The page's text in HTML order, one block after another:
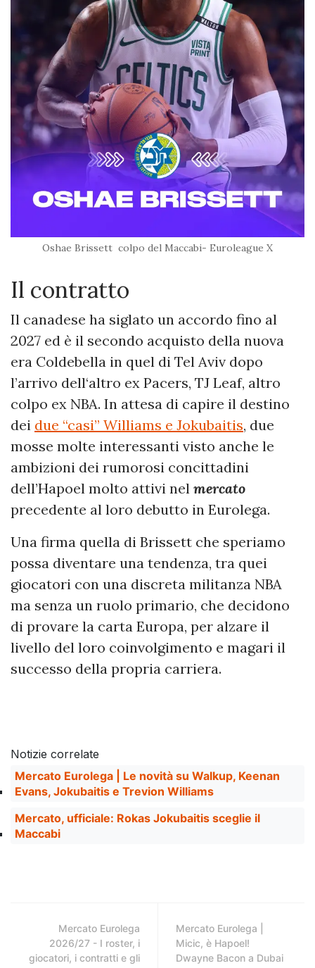
Oshae Brissett colpo del Maccabi- Euroleague X
Il contratto
Il canadese ha siglato un accordo fino al
2027 ed è il secondo acquisto della nuova
era Coldebella in quel di Tel Aviv dopo
l’arrivo dell‘altro ex Pacers, TJ Leaf, altro
colpo ex NBA. In attesa di capire il destino
dei due “casi” Williams e Jokubaitis, due
mosse molte interessanti visto anche le
ambizioni dei rumorosi concittadini
dell’Hapoel molto attivi nel mercato
precedente al loro debutto in Eurolega.
Una firma quella di Brissett che speriamo
possa diventare una tendenza, tra quei
giocatori con una discreta militanza NBA
ma senza un ruolo primario, che decidono
di provare la carta Europa, per alzare il
livello del loro coinvolgimento e magari il
successo della propria carriera.
Notizie correlate
Mercato Eurolega | Le novità su Walkup, Keenan
Evans, Jokubaitis e Trevion Williams
Mercato, ufficiale: Rokas Jokubaitis sceglie il
Maccabi
Mercato Eurolega
2026/27 - I roster, i
giocatori, i contratti e gli
Mercato Eurolega |
Micic, è Hapoel!
Dwayne Bacon a Dubai